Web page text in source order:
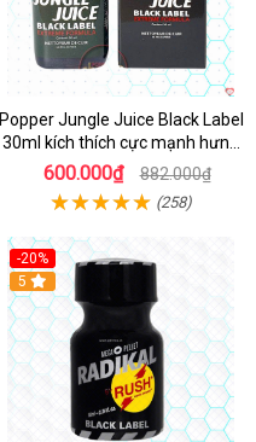
Popper Jungle Juice Black Label
30ml kích thích cực mạnh hưng
phấn
600.000₫ 882.000₫
(258)
-20%
5